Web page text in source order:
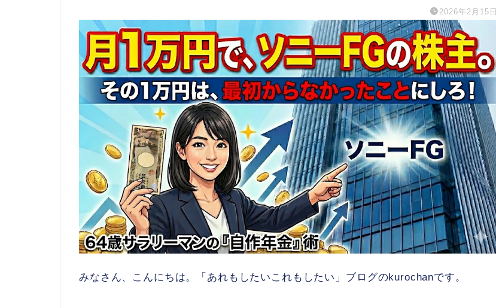
2026年2月15日
みなさん、こんにちは。「あれもしたいこれもしたい」ブログのkurochanです。